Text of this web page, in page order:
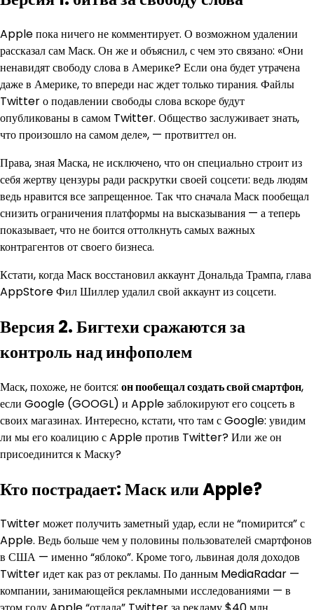
Apple пока ничего не комментирует. О возможном удалении
рассказал сам Маск. Он же и объяснил, с чем это связано: «Они
ненавидят свободу слова в Америке? Если она будет утрачена
даже в Америке, то впереди нас ждет только тирания. Файлы
Twitter о подавлении свободы слова вскоре будут
опубликованы в самом Twitter. Общество заслуживает знать,
что произошло на самом деле», — протвиттел он.
Права, зная Маска, не исключено, что он специально строит из
себя жертву цензуры ради раскрутки своей соцсети: ведь людям
ведь нравится все запрещенное. Так что сначала Маск пообещал
снизить ограничения платформы на высказывания — а теперь
показывает, что не боится оттолкнуть самых важных
контрагентов от своего бизнеса.
Кстати, когда Маск восстановил аккаунт Дональда Трампа, глава
AppStore Фил Шиллер удалил свой аккаунт из соцсети.
Версия 2. Бигтехи сражаются за
контроль над инфополем
Маск, похоже, не боится: он пообещал создать свой смартфон,
если Google (GOOGL) и Apple заблокируют его соцсеть в
своих магазинах. Интересно, кстати, что там с Google: увидим
ли мы его коалицию с Apple против Twitter? Или же он
присоединится к Маску?
Кто пострадает: Маск или Apple?
Twitter может получить заметный удар, если не “помирится” с
Apple. Ведь больше чем у половины пользователей смартфонов
в США — именно “яблоко”. Кроме того, львиная доля доходов
Twitter идет как раз от рекламы. По данным MediaRadar —
компании, занимающейся рекламными исследованиями — в